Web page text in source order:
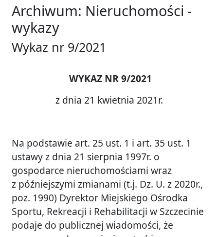
Archiwum: Nieruchomości -
wykazy
Wykaz nr 9/2021
WYKAZ NR 9/2021
z dnia 21 kwietnia 2021r.
Na podstawie art. 25 ust. 1 i art. 35 ust. 1
ustawy z dnia 21 sierpnia 1997r. o
gospodarce nieruchomościami wraz
z późniejszymi zmianami (t.j. Dz. U. z 2020r.,
poz. 1990) Dyrektor Miejskiego Ośrodka
Sportu, Rekreacji i Rehabilitacji w Szczecinie
podaje do publicznej wiadomości, że